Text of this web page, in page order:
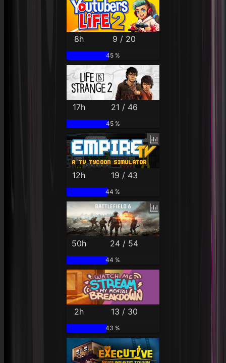
8h 9 / 20
45 %
17h 21 / 46
45 %
12h 19 / 43
44 %
50h 24 / 54
44 %
2h 13 / 30
43 %